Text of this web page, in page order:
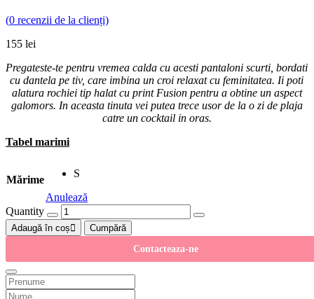
(0 recenzii de la clienți)
155 lei
Pregateste-te pentru vremea calda cu acesti pantaloni scurti, bordati
cu dantela pe tiv, care imbina un croi relaxat cu feminitatea. Ii poti
alatura rochiei tip halat cu print Fusion pentru a obtine un aspect
galomors. In aceasta tinuta vei putea trece usor de la o zi de plaja
catre un cocktail in oras.
Tabel marimi
Mărime
S
Anulează
Quantity
Adaugă în coș
Cumpără
Contacteaza-ne